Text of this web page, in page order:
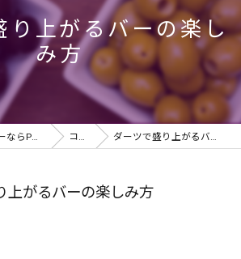
り上がるバーの楽し
み方
東京都西葛西のバーならPUB & BAR Lien コラム ダーツで盛り上がるバーの楽しみ方
上がるバーの楽しみ方